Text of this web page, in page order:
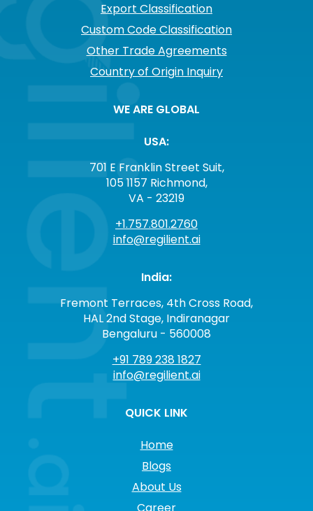
Export Classification
Custom Code Classification
Other Trade Agreements
Country of Origin Inquiry
WE ARE GLOBAL
USA:
701 E Franklin Street Suit,
105 1157 Richmond,
VA - 23219
+1.757.801.2760
info@regilient.ai
India:
Fremont Terraces, 4th Cross Road,
HAL 2nd Stage, Indiranagar
Bengaluru - 560008
+91 789 238 1827
info@regilient.ai
QUICK LINK
Home
Blogs
About Us